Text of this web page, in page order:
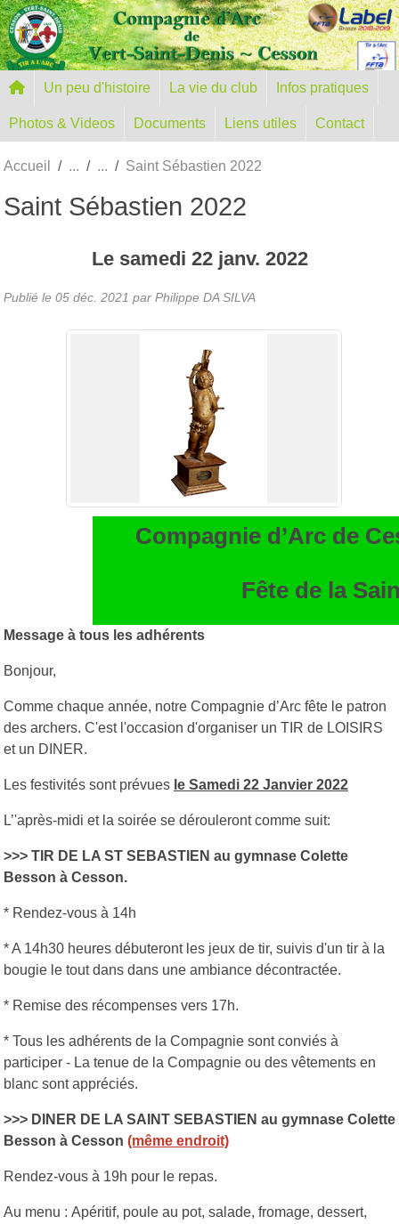
Un peu d'histoire La vie du club Infos pratiques
Photos & Videos Documents Liens utiles Contact
Accueil Saint Sébastien 2022
Saint Sébastien 2022
Le samedi 22 janv. 2022
Publié le 05 déc. 2021 par Philippe DA SILVA
Compagnie d’Arc de
Fête de la
Message à tous les adhérents
Bonjour,
Comme chaque année, notre Compagnie d’Arc fête le patron
des archers. C'est l'occasion d'organiser un TIR de LOISIRS
et un DINER.
Les festivités sont prévues le Samedi 22 Janvier 2022
L’'après-midi et la soirée se dérouleront comme suit:
>>> TIR DE LA ST SEBASTIEN au gymnase Colette
Besson à Cesson.
* Rendez-vous à 14h
* A 14h30 heures débuteront les jeux de tir, suivis d'un tir à la
bougie le tout dans dans une ambiance décontractée.
* Remise des récompenses vers 17h.
* Tous les adhérents de la Compagnie sont conviés à
participer - La tenue de la Compagnie ou des vêtements en
blanc sont appréciés.
>>> DINER DE LA SAINT SEBASTIEN au gymnase Colette
Besson à Cesson (même endroit)
Rendez-vous à 19h pour le repas.
Au menu : Apéritif, poule au pot, salade, fromage, dessert,
Panneau de gestion des cookies